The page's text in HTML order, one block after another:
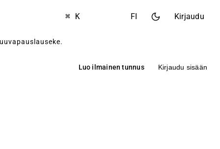
⌘ K FI Kirjaudu
.
Luo ilmainen tunnus Kirjaudu sisään